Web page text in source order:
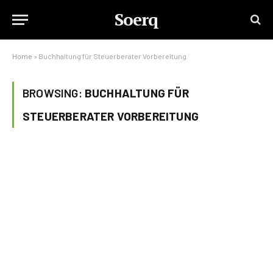
Soerq
Home » Buchhaltung für Steuerberater Vorbereitung
BROWSING: BUCHHALTUNG FÜR
STEUERBERATER VORBEREITUNG